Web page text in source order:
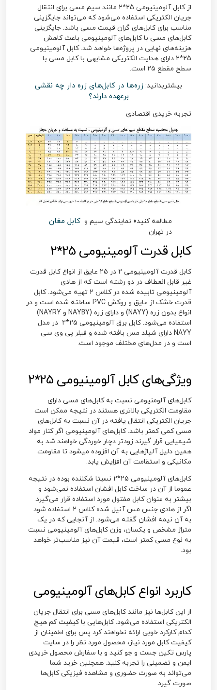
ازکابل آلومینیومی 25*2
مانند سیم مسی برای انتقال
جریان الکتریکی استفاده می‌شود که می‌تواند جایگزینی
مناسب برای کابل‌های گران قیمت مسی باشد. جایگزینی
کابل‌های مسی با کابل‌های آلومینیومی باعث کاهش
هزینه‌های نهایی در پروژه‌ها خواهد شد.کابل آلومینیومی
25*2
دارای هدایت الکتریکی مشابهی با کابل مسی با
سطح مقطع ۲۵ است.
بیشتربدانید: زره‌ها در کابل‌های زره دار چه نقشی
برعهده دارند؟
تجربه خریدی اقتصادی
مطالعه کنید» نمایندگی سیم وکابل مغان
در تهران
کابل قدرت آلومینیومی 25*2
کابل قدرت آلومینیومی 2 در 25 عایق از انواع کابل قدرت
غیر قابل انعطاف در دو رشته است که از هادی
آلومینیومی تابیده شده در کلاس 2 تهیه می‌شود. کابل
قدرت خشک از عایق و روکش PVC ساخته شده است و در
انواع بدون زره (NAYY) و دارای زره (NAYBY و NAYRY)
استفاده می‌شود.کابل برق آلومینیومی 25*2
در مدل
NAYY دارای شیلد مس بافته شده و فیلر پی وی سی
است و در مدل‌های مختلف موجود است.
ویژگی‌های کابل آلومینیومی 25*2
کابل‌های آلومنیومی نسبت به کابل‌های مسی دارای
مقاومت الکتریکی بالاتری هستند در نتیجه ممکن است
جریان الکتریکی انتقال یافته در آن نسبت به کابل‌های
مسی کمی کمتر باشد. کابل‌های آلومینیومی اگر کنار مواد
شیمیایی قرار گیرند زودتر دچار خوردگی خواهند شد به
همین دلیل آلیاژهایی به آن افزوده میشود تا مقاومت
مکانیکی و استقامت آن افزایش یابد.
کابل‌های آلومینیومی 25*2 نسبتا شکننده بوده در نتیجه
عموما از آن در ساخت کابل افشان استفاده نمی‌شود و
بیشتر به عنوان کابل مفتول مورد استفاده قرار می‌گیرد.
اگر از هادی جنس مس آنیل شده کلاس 2 استفاده شود
به آن نیمه افشان گفته می‌شود. از آنجایی که در یک
متراژ مشخص و یکسان، وزن کابل‌های آلومینیومی نسبت
به نوع مسی کمتر است، قیمت آن نیز مناسب‌تر خواهد
بود.‌
کاربرد انواع کابل‌های آلومینیومی
از این کابل‌ها نیز مانند کابل‌های مسی برای انتقال جریان
الکتریکی استفاده می‌شود. کابل‌هایی با کیفیت کم هیچ
کدام کارکرد خوبی ارائه نخواهند کرد پس برای اطمینان از
کیفیت کابل مورد نیاز، محصول مورد نظر را در سایت
پارس تکین جست و جو کنید و با سفارش محصول خریدی
ایمن و تضمینی را تجربه کنید. همچنین خرید شما
می‌تواند به صورت حضوری و مشاهده فیزیکی کابل‌ها
صورت گیرد.